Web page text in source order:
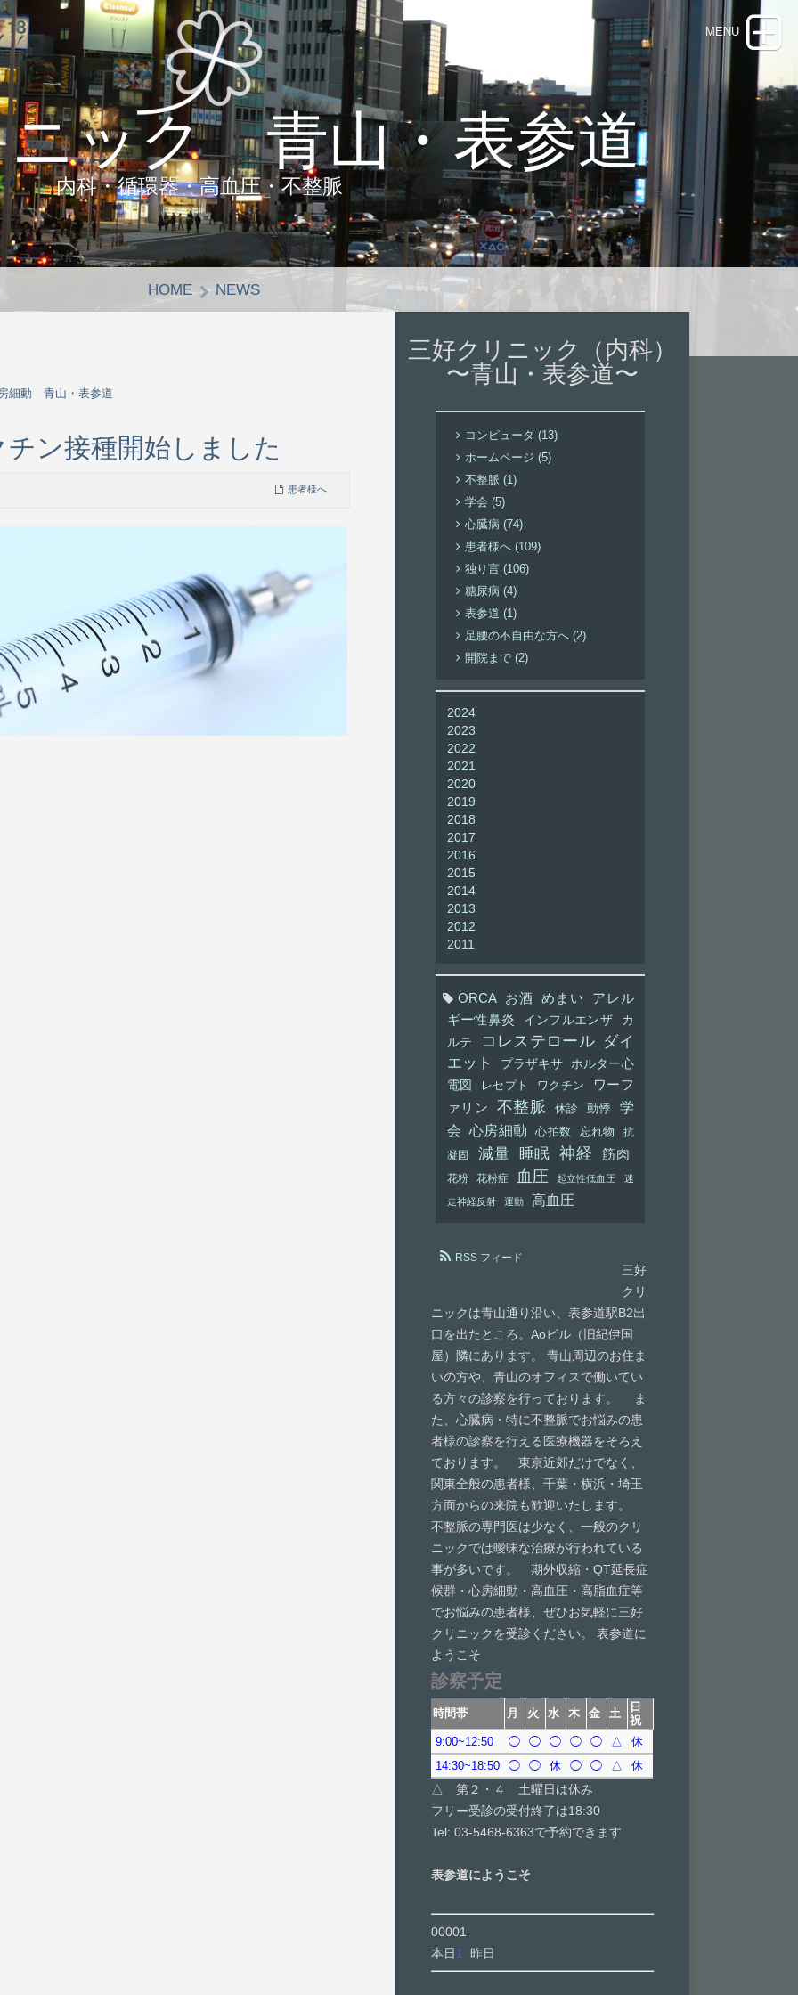
ニック 青山・表参道
内科・循環器・高血圧・不整脈
HOME NEWS
細動 青山・表参道
ン接種開始しました
患者様へ
三好クリニック（内科）
〜青山・表参道〜
コンピュータ (13)
ホームページ (5)
不整脈 (1)
学会 (5)
心臓病 (74)
患者様へ (109)
独り言 (106)
糖尿病 (4)
表参道 (1)
足腰の不自由な方へ (2)
開院まで (2)
2024
2023
2022
2021
2020
2019
2018
2017
2016
2015
2014
2013
2012
2011
ORCA お酒 めまい
アレル
ギー性鼻炎
インフルエンザ
カ
ルテ
コレステロール ダイ
エット
プラザキサ
ホルター心
電図
レセプト ワクチン
ワーフ
ァリン
不整脈 休診 動悸
学
会 心房細動 心拍数 忘れ物
抗
凝固
減量 睡眠 神経 筋肉
花粉 花粉症 血圧 起立性低血圧 迷
走神経反射 運動 高血圧
RSS フィード
三好
クリ
ニックは青山通り沿い、表参道駅B2出
口を出たところ。Aoビル（旧紀伊国
屋）隣にあります。 青山周辺のお住ま
いの方や、青山のオフィスで働いてい
る方々の診察を行っております。 ま
た、心臓病・特に不整脈でお悩みの患
者様の診察を行える医療機器をそろえ
ております。 東京近郊だけでなく、
関東全般の患者様、千葉・横浜・埼玉
方面からの来院も歓迎いたします。
不整脈の専門医は少なく、一般のクリ
ニックでは曖昧な治療が行われている
事が多いです。 期外収縮・QT延長症
候群・心房細動・高血圧・高脂血症等
でお悩みの患者様、ぜひお気軽に三好
クリニックを受診ください。 表参道に
ようこそ
診察予定
時間帯 月 火 水 木 金 土
日
祝
9:00~12:50
◯ ◯ ◯ ◯ ◯ △
休
14:30~18:50
◯ ◯ 休 ◯ ◯ △ 休
△ 第２・４ 土曜日は休み
フリー受診の受付終了は18:30
Tel: 03-5468-6363で予約できます
表参道にようこそ
00001
本日1 昨日